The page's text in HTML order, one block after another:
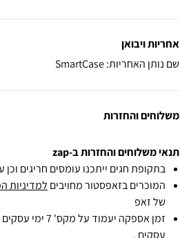
אחריות ויבואן
שם נותן האחריות: SmartCase
משלוחים והחזרות
תנאי משלוחים והחזרות ב-zap
בתקופת חגים ייתכנו עומסים חריגים
המוכרים בזאפסטור מחויבים למדיניות
של זאפ
זמן אספקה יעמוד על מקס' 7 ימי עסקים מיום הזמנה,
עסקים .